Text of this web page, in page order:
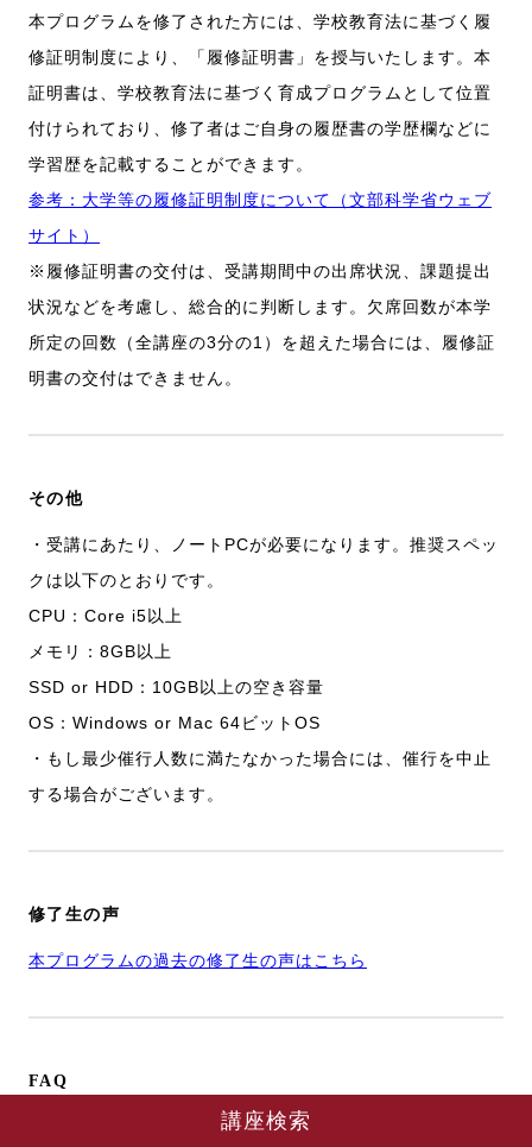
本プログラムを修了された方には、学校教育法に基づく履
修証明制度により、「履修証明書」を授与いたします。本
証明書は、学校教育法に基づく育成プログラムとして位置
付けられており、修了者はご自身の履歴書の学歴欄などに
学習歴を記載することができます。
参考：大学等の履修証明制度について（文部科学省ウェブ
サイト）
※履修証明書の交付は、受講期間中の出席状況、課題提出
状況などを考慮し、総合的に判断します。欠席回数が本学
所定の回数（全講座の3分の1）を超えた場合には、履修証
明書の交付はできません。
その他
・受講にあたり、ノートPCが必要になります。推奨スペッ
クは以下のとおりです。
CPU：Core i5以上
メモリ：8GB以上
SSD or HDD：10GB以上の空き容量
OS：Windows or Mac 64ビットOS
・もし最少催行人数に満たなかった場合には、催行を中止
する場合がございます。
修了生の声
本プログラムの過去の修了生の声はこちら
FAQ
こちら講座検索